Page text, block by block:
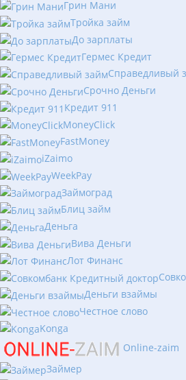
Грин Мани
Тройка займ
До зарплаты
Гермес Кредит
Справедливый
Срочно Деньги
Кредит 911
MoneyClick
FastMoney
iZaimo
WeekPay
Займоград
Блиц займ
Деньга
Вива Деньги
Лот Финанс
Деньги взаймы
Честное слово
Konga
Online-zaim
Займер